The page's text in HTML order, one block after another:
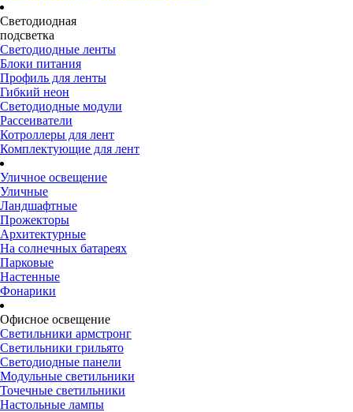
Светодиодная
подсветка
Светодиодные ленты
Блоки питания
Профиль для ленты
Гибкий неон
Светодиодные модули
Рассеиватели
Котроллеры для лент
Комплектующие для лент
Уличное освещение
Уличные
Ландшафтные
Прожекторы
Архитектурные
На солнечных батареях
Парковые
Настенные
Фонарики
Офисное освещение
Светильники армстронг
Светильники грильято
Светодиодные панели
Модульные светильники
Точечные светильники
Настольные лампы